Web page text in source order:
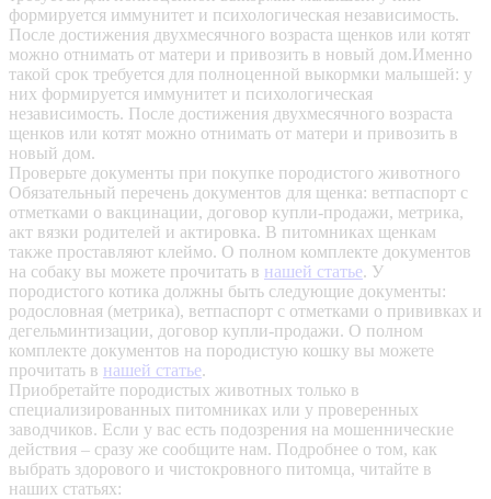
формируется иммунитет и психологическая независимость.
После достижения двухмесячного возраста щенков или котят
можно отнимать от матери и привозить в новый дом.Именно
такой срок требуется для полноценной выкормки малышей: у
них формируется иммунитет и психологическая
независимость. После достижения двухмесячного возраста
щенков или котят можно отнимать от матери и привозить в
новый дом.
Проверьте документы при покупке породистого животного
Обязательный перечень документов для щенка: ветпаспорт с
отметками о вакцинации, договор купли-продажи, метрика,
акт вязки родителей и актировка. В питомниках щенкам
также проставляют клеймо. О полном комплекте документов
на собаку вы можете прочитать в нашей статье. У
породистого котика должны быть следующие документы:
родословная (метрика), ветпаспорт с отметками о прививках и
дегельминтизации, договор купли-продажи. О полном
комплекте документов на породистую кошку вы можете
прочитать в нашей статье.
Приобретайте породистых животных только в
специализированных питомниках или у проверенных
заводчиков. Если у вас есть подозрения на мошеннические
действия – сразу же сообщите нам. Подробнее о том, как
выбрать здорового и чистокровного питомца, читайте в
наших статьях: